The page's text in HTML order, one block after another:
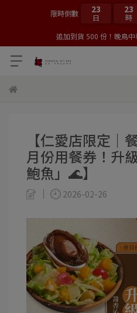
限時倒數 23
日
23
時
追加到貨 500 份！晚鳥
【仁愛店限定｜
月份用餐券！升
鮑魚」🌊】
2026-02-26